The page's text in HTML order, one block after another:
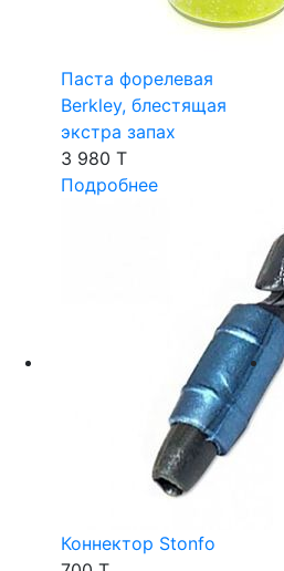
Паста форелевая
Berkley, блестящая
экстра запах
3 980 T
Подробнее
Коннектор Stonfo